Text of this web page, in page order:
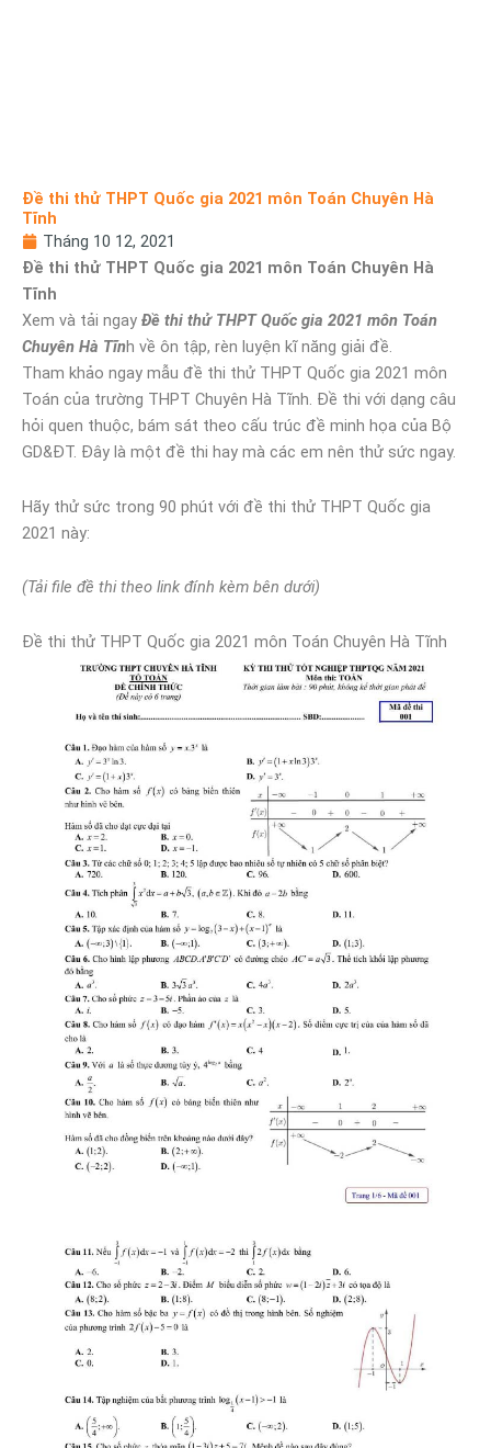
Đề thi thử THPT Quốc gia 2021 môn Toán Chuyên Hà
Tĩnh
Tháng 10 12, 2021
Đề thi thử THPT Quốc gia 2021 môn Toán Chuyên Hà
Tĩnh
Xem và tải ngay Đề thi thử THPT Quốc gia 2021 môn Toán
Chuyên Hà Tĩnh về ôn tập, rèn luyện kĩ năng giải đề.
Tham khảo ngay mẫu đề thi thử THPT Quốc gia 2021 môn
Toán của trường THPT Chuyên Hà Tĩnh. Đề thi với dạng câu
hỏi quen thuộc, bám sát theo cấu trúc đề minh họa của Bộ
GD&ĐT. Đây là một đề thi hay mà các em nên thử sức ngay.
Hãy thử sức trong 90 phút với đề thi thử THPT Quốc gia
2021 này:
(Tải file đề thi theo link đính kèm bên dưới)
Đề thi thử THPT Quốc gia 2021 môn Toán Chuyên Hà Tĩnh